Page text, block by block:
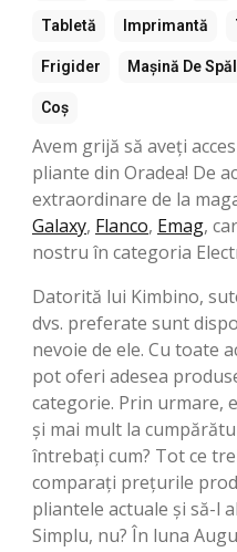
Tabletă Imprimantă
Frigider Mașină De
Coș
Avem grijă să aveți
pliante din Oradea! De
extraordinare de la
Galaxy, Flanco, Emag,
nostru în categoria
Datorită lui Kimbino,
dvs. preferate sunt
nevoie de ele. Cu toate
pot oferi adesea
categorie. Prin urmare,
și mai mult la
întrebați cum? Tot ce
comparați prețurile
pliantele actuale și să-l
Simplu, nu? În luna